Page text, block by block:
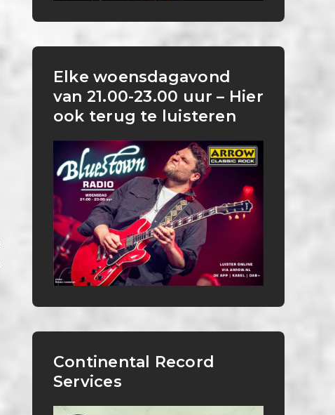
Elke woensdagavond
van 21.00-23.00 uur – Hier
ook terug te luisteren
Continental Record
Services